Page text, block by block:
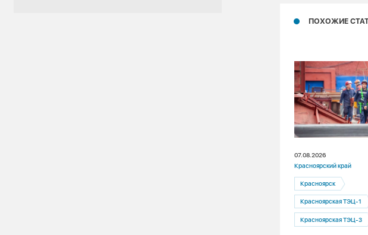
ПОХОЖИЕ
07.08.2026
Красноярский край
Красноярск
Красноярская ТЭЦ-1
Красноярская ТЭЦ-3